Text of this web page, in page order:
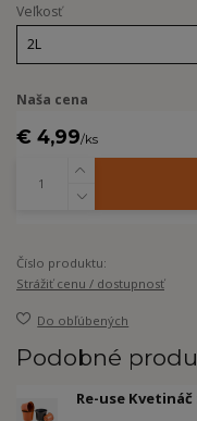
Veľkosť
Naša cena
€ 4,99/ks
Číslo produktu:
Strážiť cenu / dostupnosť
Do obľúbených
Podobné
Re-use Kvetináč